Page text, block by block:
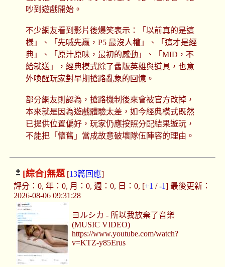
吵到遊戲開始。
不少網友看到影片後爆笑表示：「以前真的是這
樣」、「先喊先贏，P5 最沒人權」、「這才是經
典」、「原汁原味，最初的感動」、「MID，不
給就送」，經典模式除了舊版英雄與道具，也意
外喚醒玩家對早期搶路亂象的回憶。
部分網友則認為，搶路機制後來會被官方改掉，
本來就是因為遊戲體驗太差，如今經典模式既然
已提供位置偏好，玩家仍應按照分配結果遊玩，
不能把「懷舊」當成故意破壞隊伍陣容的理由。
[綜合]無題[13篇回應]
評分：0, 年：0, 月：0, 週：0, 日：0, [+1 /-1] 最後更新：
2026-08-06 09:31:28
ヨルシカ - 所以我放棄了音樂
(MUSIC VIDEO)
https://www.youtube.com/watch?
v=KTZ-y85Erus